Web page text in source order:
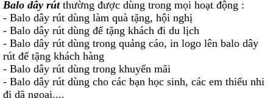
Balo dây rútthường được dùng trong mọi hoạt động :
- Balo dây rút dùng làm quà tặng, hội nghị
- Balo dây rút dùng để tặng khách đi du lịch
- Balo dây rút dùng trong quảng cáo, in logo lên balo dây
rút để tặng khách hàng
- Balo dây rút dùng trong khuyến mãi
- Balo dây rút dùng cho các bạn học sinh, các em thiếu nhi
đi dã ngoại....